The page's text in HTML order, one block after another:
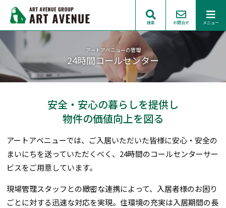
検索 お問合せ メニュー
アートアベニューの管理
24時間コールセンター
安全・安心の暮らしを提供し
物件の価値向上を図る
アートアベニューでは、ご入居いただいた皆様に安心・安全の
まいにちを送っていただくべく、24時間のコールセンターサー
ビスをご用意しています。
現場管理スタッフとの緻密な連携によって、入居者様のお困り
ごとに対する迅速な対応を実現。住環境の充実は入居期間の長